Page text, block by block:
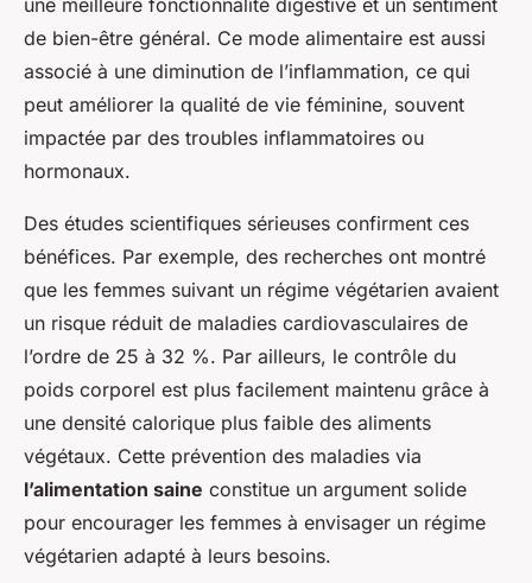
une meilleure fonctionnalité digestive et un sentiment
de bien-être général. Ce mode alimentaire est aussi
associé à une diminution de l’inflammation, ce qui
peut améliorer la qualité de vie féminine, souvent
impactée par des troubles inflammatoires ou
hormonaux.
Des études scientifiques sérieuses confirment ces
bénéfices. Par exemple, des recherches ont montré
que les femmes suivant un régime végétarien avaient
un risque réduit de maladies cardiovasculaires de
l’ordre de 25 à 32 %. Par ailleurs, le contrôle du
poids corporel est plus facilement maintenu grâce à
une densité calorique plus faible des aliments
végétaux. Cette prévention des maladies via
l’alimentation saine constitue un argument solide
pour encourager les femmes à envisager un régime
végétarien adapté à leurs besoins.